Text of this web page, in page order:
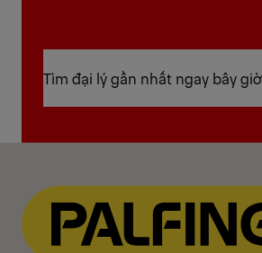
Tìm đại lý gần nhất ngay bây giờ